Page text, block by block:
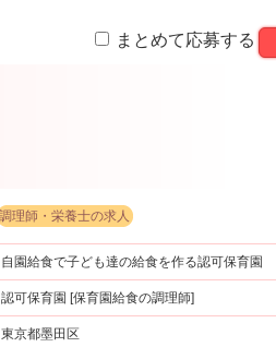
まとめて応募する
調理師・栄養士の求人
自園給食で子ども達の給食を作る認可保育園
認可保育園 [保育園給食の調理師]
東京都墨田区